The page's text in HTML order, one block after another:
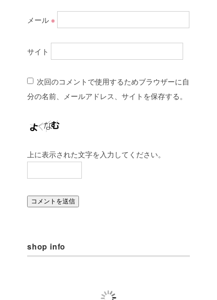
メール※
サイト
次回のコメントで使用するためブラウザーに自
分の名前、メールアドレス、サイトを保存する。
上に表示された文字を入力してください。
shop info